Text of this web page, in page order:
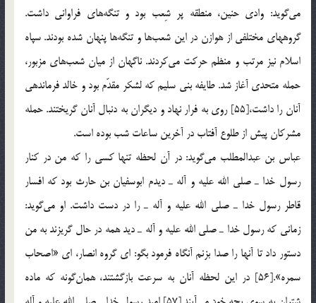
می‌گوید: وادی حنین، منطقه پر شِعب بود و تنگه‌های فراوانی داشت.
گروههای مختلفی از هوازن در این شعب‌ها و تنگه‌ها پنهان شده بودند. سپاه
اسلام نیز مرتب و منظم حركت می‌كردند. ناگهان از میان شعب‌های مزبور،
حمله متحدی آغاز شد. طایفه بنی سلیم كه لشكر مقدّم بود و خالد فرماندهی
آنان را داشت،[55] روی به فرار نهاد و دیگران به دنبال آنان گریختند. حمله
مشركان پیش از طلوع آفتاب در آخرین ساعات شب بوده است.
عباس بن عبدالمطلب می‌گوید: در آن لحظه تنها كسی را كه من در كنار
رسول خدا ـ صلی الله علیه و آله ـ دیدم ابوسفیان بن حارث بود كه افسار
قاطر رسول خدا ـ صلی الله علیه و آله ـ را در دست داشت. او می‌گوید:
زمانی كه رسول خدا ـ صلی الله علیه و آله ـ دید همه در حال گریزند به من
دستور داد تا آنها را صدا بزنم آنگاه فرمود بگو: ای گروه انصار، ای «اصحاب
سمره».[56] در این لحظه آنان به سرعت بازگشتند، همان‌گونه كه ماده